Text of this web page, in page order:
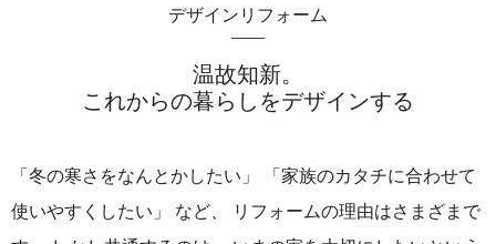
デザインリフォーム
温故知新。
これからの暮らしをデザインする
「冬の寒さをなんとかしたい」 「家族のカタチに合わせて
使いやすくしたい」 など、 リフォームの理由はさまざまで